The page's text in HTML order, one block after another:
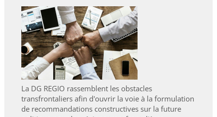
La DG REGIO rassemblent les obstacles
transfrontaliers afin d'ouvrir la voie à la formulation
de recommandations constructives sur la future